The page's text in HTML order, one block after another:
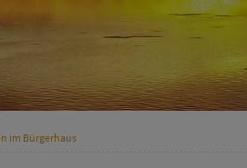
im Bürgerhaus